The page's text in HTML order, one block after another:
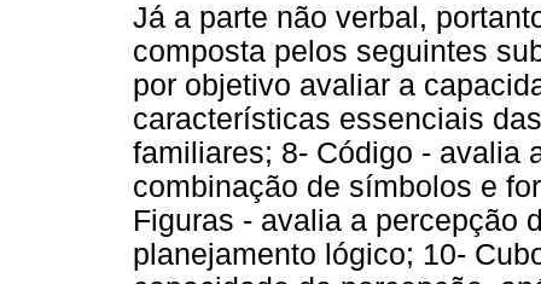
Já a parte não verbal,
composta pelos seguintes
por objetivo avaliar a
características essenciais
familiares; 8- Código - avalia
combinação de símbolos e
Figuras - avalia a percepção
planejamento lógico; 10-